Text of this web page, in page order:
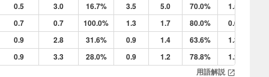
0.5 3.0 16.7% 3.5 5.0 70.0% 1.5
0.7 0.7 100.0% 1.3 1.7 80.0% 0.0
0.9 2.8 31.6% 0.9 1.4 63.6% 1.3
0.9 3.3 28.0% 0.9 1.2 78.8% 1.2
用語解説 open_in_new